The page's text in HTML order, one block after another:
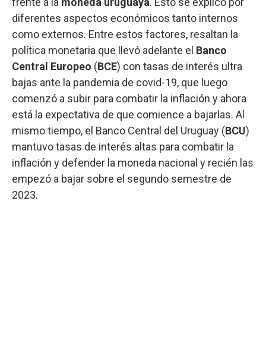
diferentes aspectos económicos tanto internos
como externos. Entre estos factores, resaltan la
política monetaria que llevó adelante el Banco
Central Europeo (BCE) con tasas de interés ultra
bajas ante la pandemia de covid-19, que luego
comenzó a subir para combatir la inflación y ahora
está la expectativa de que comience a bajarlas. Al
mismo tiempo, el Banco Central del Uruguay (BCU)
mantuvo tasas de interés altas para combatir la
inflación y defender la moneda nacional y recién las
empezó a bajar sobre el segundo semestre de
2023.